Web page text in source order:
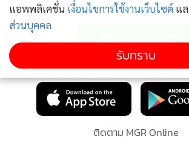
ติดตามข่าวสารผ่านทาง
MGR Online Application
ติดตาม MGR Online
แอพพลิเคชั่น เงื่อนไขการใช้งานเว็บไซต์ แ
ส่วนบุคคล
รับทราบ